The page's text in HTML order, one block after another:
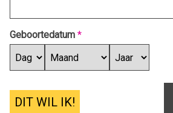
Geboortedatum *
DIT WIL IK!